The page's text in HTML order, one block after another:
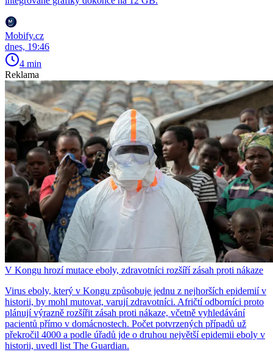
Mobify.cz
dnes, 19:46
4 min
Reklama
V Kongu hrozí mutace eboly, zdravotníci rozšíří zásah proti nákaze
Virus eboly, který v Kongu způsobuje jednu z nejhorších epidemií v
historii, by mohl mutovat, varují zdravotníci. Afričtí odborníci proto
plánují výrazně rozšířit zásah proti nákaze, včetně vyhledávání
pacientů přímo v domácnostech. Počet potvrzených případů už
překročil 4000 a podle úřadů jde o druhou největší epidemii eboly v
historii, uvedl list The Guardian.